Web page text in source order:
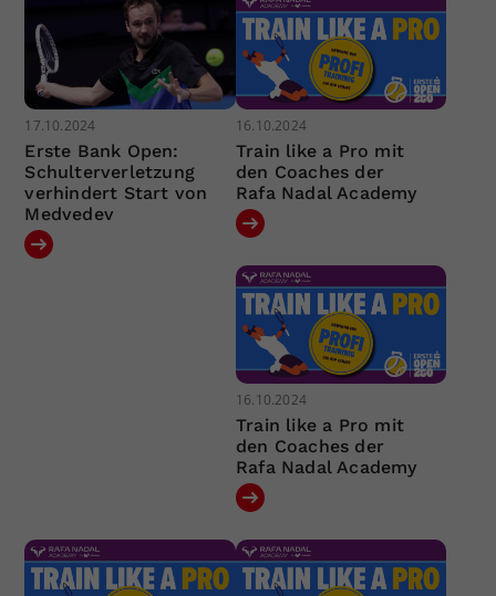
17.10.2024
Erste Bank Open:
Schulterverletzung
verhindert Start von
Medvedev
16.10.2024
Train like a Pro mit
den Coaches der
Rafa Nadal Academy
16.10.2024
Train like a Pro mit
den Coaches der
Rafa Nadal Academy